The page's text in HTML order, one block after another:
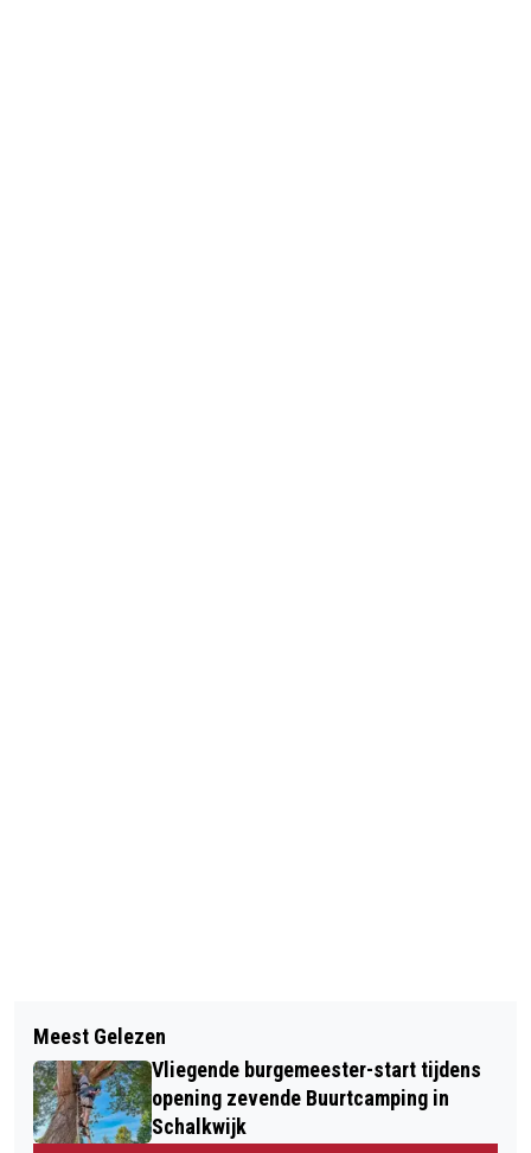
PRIDE AT THE BEACH KLEURT
ZANDVOORT MET LOVE
MET EEN MEDGEZEL NAAR MEDISCHE
AFSPRAAK
Meest Gelezen
Vliegende burgemeester-start tijdens
opening zevende Buurtcamping in
Schalkwijk